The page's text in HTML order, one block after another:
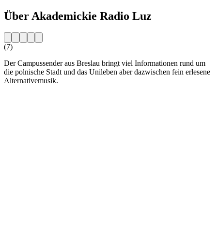
Über Akademickie Radio Luz
(7)
Der Campussender aus Breslau bringt viel Informationen rund um
die polnische Stadt und das Unileben aber dazwischen fein erlesene
Alternativemusik.